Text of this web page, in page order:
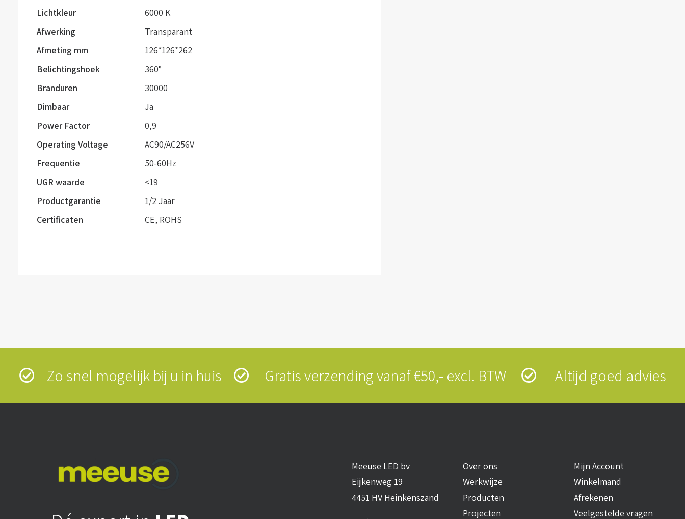
Lichtkleur
6000 K
Afwerking
Transparant
Afmeting mm
126*126*262
Belichtingshoek
360°
Branduren
30000
Dimbaar
Ja
Power Factor
0,9
Operating Voltage
AC90/AC256V
Frequentie
50-60Hz
UGR waarde
<19
Productgarantie
1/2 Jaar
Certificaten
CE, ROHS
Zo snel mogelijk bij u in huis Gratis verzending vanaf €50,- excl. BTW Altijd goed advies
Meeuse LED bv
Eijkenweg 19
4451 HV Heinkenszand
Over ons
Werkwijze
Producten
Projecten
Mijn Account
Winkelmand
Afrekenen
Veelgestelde vragen